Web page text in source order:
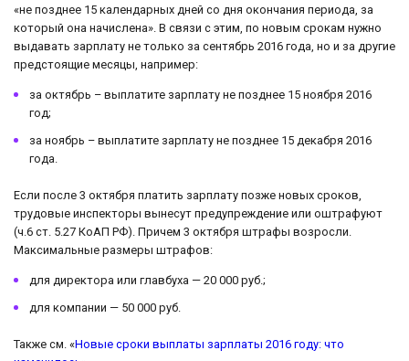
«не позднее 15 календарных дней со дня окончания периода, за
который она начислена». В связи с этим, по новым срокам нужно
выдавать зарплату не только за сентябрь 2016 года, но и за другие
предстоящие месяцы, например:
за октябрь – выплатите зарплату не позднее 15 ноября 2016
год;
за ноябрь – выплатите зарплату не позднее 15 декабря 2016
года.
Если после 3 октября платить зарплату позже новых сроков,
трудовые инспекторы вынесут предупреждение или оштрафуют
(ч.6 ст. 5.27 КоАП РФ). Причем 3 октября штрафы возросли.
Максимальные размеры штрафов:
для директора или главбуха — 20 000 руб.;
для компании — 50 000 руб.
Также см. «Новые сроки выплаты зарплаты 2016 году: что